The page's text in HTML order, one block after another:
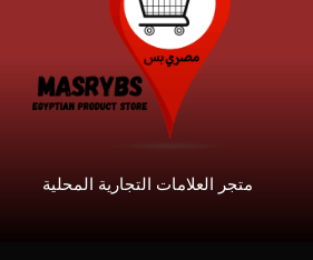
متجر العلامات التجارية المحلية